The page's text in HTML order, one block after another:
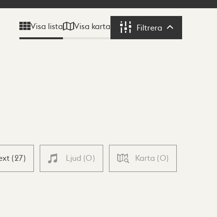
Visa lista Visa karta Filtrera Filtrera
(27) Ljud (0) Karta (0)